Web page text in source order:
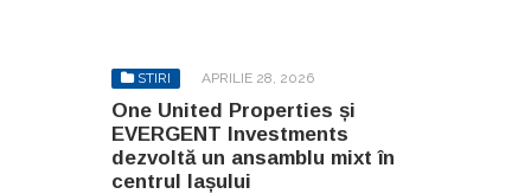
STIRI APRILIE 28, 2026
One United Properties și
EVERGENT Investments
dezvoltă un ansamblu mixt în
centrul Iașului